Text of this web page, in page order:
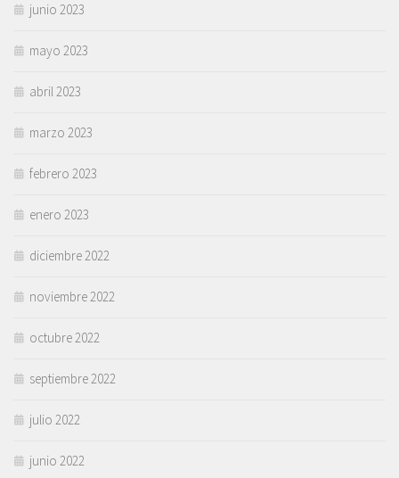
junio 2023
mayo 2023
abril 2023
marzo 2023
febrero 2023
enero 2023
diciembre 2022
noviembre 2022
octubre 2022
septiembre 2022
julio 2022
junio 2022